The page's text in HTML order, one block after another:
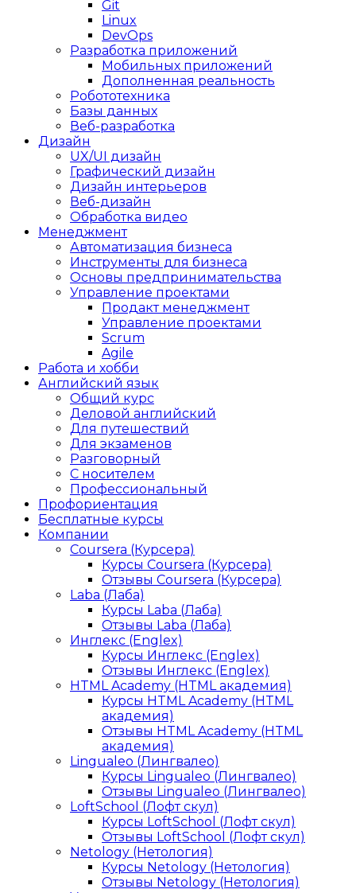
Git
Linux
DevOps
Разработка приложений
Мобильных приложений
Дополненная реальность
Робототехника
Базы данных
Веб-разработка
Дизайн
UX/UI дизайн
Графический дизайн
Дизайн интерьеров
Веб-дизайн
Обработка видео
Менеджмент
Автоматизация бизнеса
Инструменты для бизнеса
Основы предпринимательства
Управление проектами
Продакт менеджмент
Управление проектами
Scrum
Agile
Работа и хобби
Английский язык
Общий курс
Деловой английский
Для путешествий
Для экзаменов
Разговорный
С носителем
Профессиональный
Профориентация
Бесплатные курсы
Компании
Coursera (Курсера)
Курсы Coursera (Курсера)
Отзывы Coursera (Курсера)
Laba (Лаба)
Курсы Laba (Лаба)
Отзывы Laba (Лаба)
Инглекс (Englex)
Курсы Инглекс (Englex)
Отзывы Инглекс (Englex)
HTML Academy (HTML академия)
Курсы HTML Academy (HTML
академия)
Отзывы HTML Academy (HTML
академия)
Lingualeo (Лингвалео)
Курсы Lingualeo (Лингвалео)
Отзывы Lingualeo (Лингвалео)
LoftSchool (Лофт скул)
Курсы LoftSchool (Лофт скул)
Отзывы LoftSchool (Лофт скул)
Netology (Нетология)
Курсы Netology (Нетология)
Отзывы Netology (Нетология)